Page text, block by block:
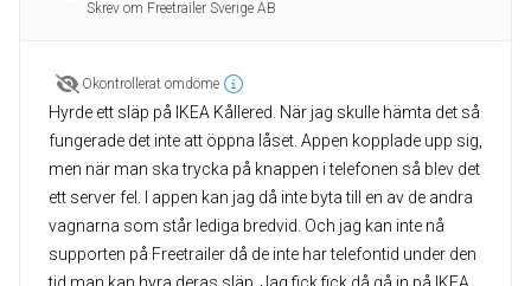
Skrev om Freetrailer Sverige AB
Okontrollerat omdöme
Hyrde ett släp på IKEA Kållered. När jag skulle hämta det så
fungerade det inte att öppna låset. Appen kopplade upp sig,
men när man ska trycka på knappen i telefonen så blev det
ett server fel. I appen kan jag då inte byta till en av de andra
vagnarna som står lediga bredvid. Och jag kan inte nå
supporten på Freetrailer då de inte har telefontid under den